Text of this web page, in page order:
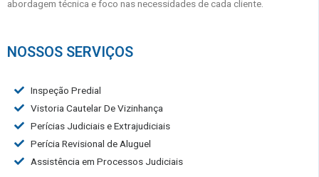
abordagem técnica e foco nas necessidades de cada cliente.
NOSSOS SERVIÇOS
Inspeção Predial
Vistoria Cautelar De Vizinhança
Perícias Judiciais e Extrajudiciais
Perícia Revisional de Aluguel
Assistência em Processos Judiciais